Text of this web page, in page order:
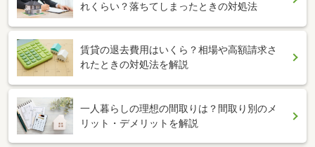
れくらい？落ちてしまったときの対処法
賃貸の退去費用はいくら？相場や高額請求さ
れたときの対処法を解説
一人暮らしの理想の間取りは？間取り別のメ
リット・デメリットを解説